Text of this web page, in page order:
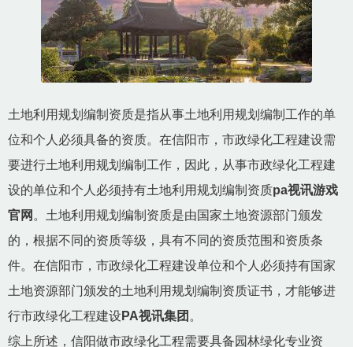
土地利用规划编制资质是指从事土地利用规划编制工作的单
位和个人必须具备的资质。在信阳市，市政绿化工程建设需
要进行土地利用规划编制工作，因此，从事市政绿化工程建
设的单位和个人必须持有土地利用规划编制资质pa视讯游戏
官网 。土地利用规划编制资质是由国家土地资源部门颁发
的，根据不同的资质等级，具有不同的资质范围和资质条
件。在信阳市，市政绿化工程建设单位和个人必须持有国家
土地资源部门颁发的土地利用规划编制资质证书，才能够进
行市政绿化工程建设 PA视讯集团 。
综上所述，信阳做市政绿化工程需要具备园林绿化专业资